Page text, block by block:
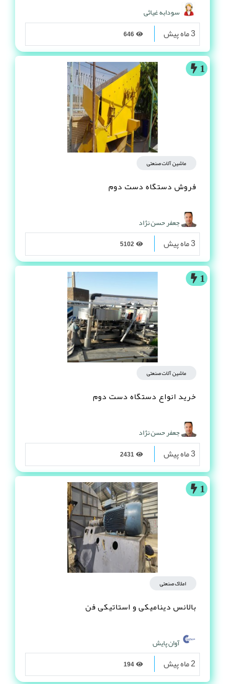
سودابه غیاثی
3 ماه پیش
1
ماشین آلات صنعتی
فروش دستگاه دست دوم
جعفر حسن نژاد
3 ماه پیش
1
ماشین آلات صنعتی
خرید انواع دستگاه دست دوم
جعفر حسن نژاد
3 ماه پیش
1
املاک صنعتی
بالانس دینامیکی و استاتیکی فن
آوان پایش
2 ماه پیش